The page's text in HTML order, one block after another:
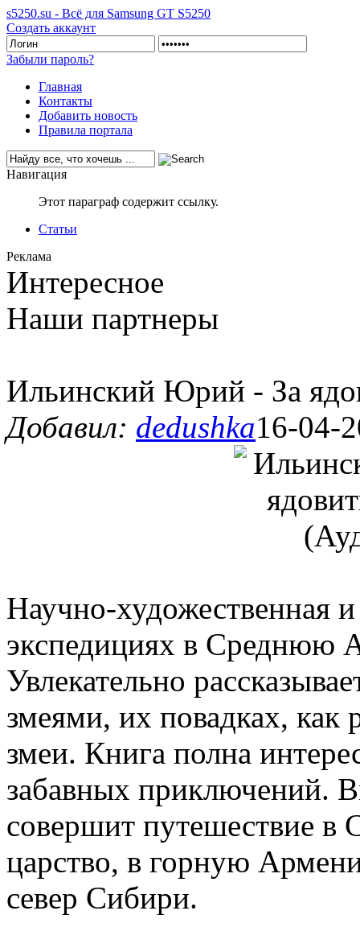
s5250.su - Всё для Samsung GT S5250
Создать аккаунт
Забыли пароль?
Главная
Контакты
Добавить новость
Правила портала
Навигация
Этот параграф содержит ссылку.
Статьи
Реклама
Интересное
Наши партнеры
Ильинский Юрий - За
Добавил: dedushka16-04-
Научно-художественная
экспедициях в Среднюю
Увлекательно
змеями, их повадках, как
змеи. Книга полна
забавных приключений.
совершит путешествие
царство, в горную
север Сибири.